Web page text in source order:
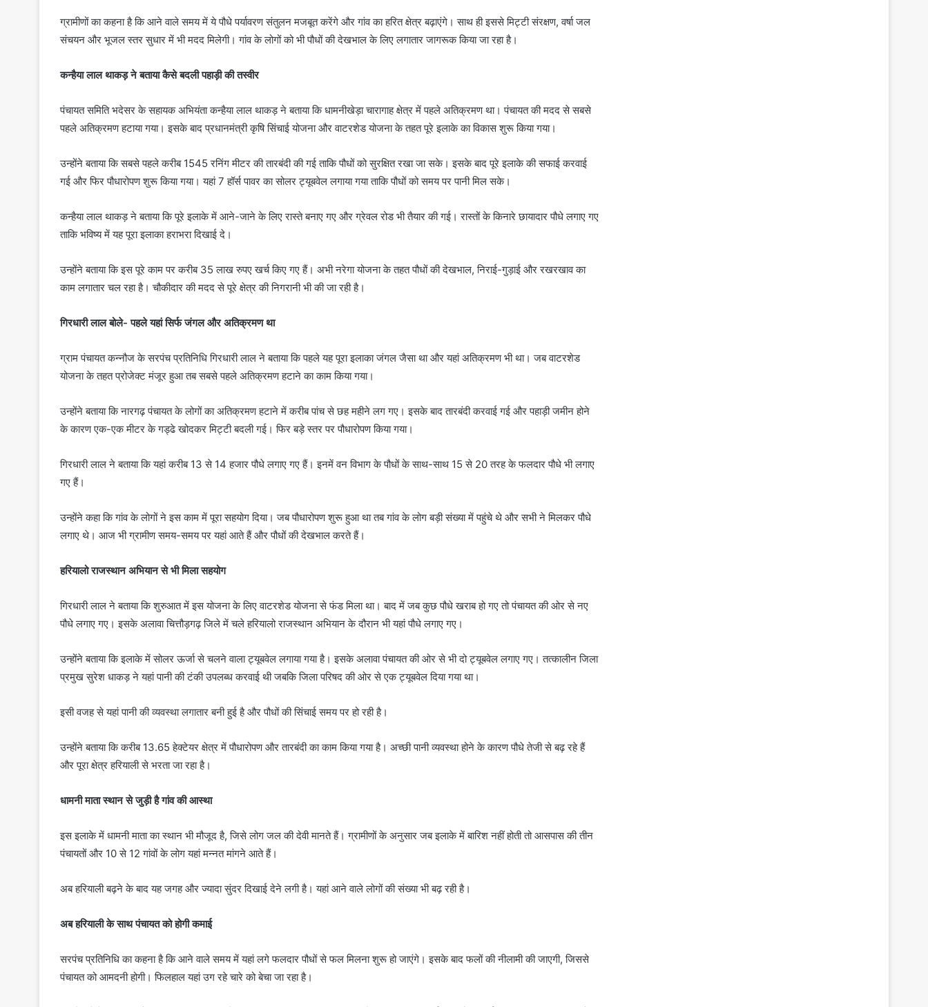
ग्रामीणों का कहना है कि आने वाले समय में ये पौधे पर्यावरण संतुलन मजबूत करेंगे और गांव का हरित क्षेत्र बढ़ाएंगे। साथ ही इससे मिट्टी संरक्षण, वर्षा जल
संचयन और भूजल स्तर सुधार में भी मदद मिलेगी। गांव के लोगों को भी पौधों की देखभाल के लिए लगातार जागरूक किया जा रहा है।
कन्हैया लाल थाकड़ ने बताया कैसे बदली पहाड़ी की तस्वीर
पंचायत समिति भदेसर के सहायक अभियंता कन्हैया लाल थाकड़ ने बताया कि धामनीखेड़ा चारागाह क्षेत्र में पहले अतिक्रमण था। पंचायत की मदद से सबसे
पहले अतिक्रमण हटाया गया। इसके बाद प्रधानमंत्री कृषि सिंचाई योजना और वाटरशेड योजना के तहत पूरे इलाके का विकास शुरू किया गया।
उन्होंने बताया कि सबसे पहले करीब 1545 रनिंग मीटर की तारबंदी की गई ताकि पौधों को सुरक्षित रखा जा सके। इसके बाद पूरे इलाके की सफाई करवाई
गई और फिर पौधारोपण शुरू किया गया। यहां 7 हॉर्स पावर का सोलर ट्यूबवेल लगाया गया ताकि पौधों को समय पर पानी मिल सके।
कन्हैया लाल थाकड़ ने बताया कि पूरे इलाके में आने-जाने के लिए रास्ते बनाए गए और ग्रेवल रोड भी तैयार की गई। रास्तों के किनारे छायादार पौधे लगाए गए
ताकि भविष्य में यह पूरा इलाका हराभरा दिखाई दे।
उन्होंने बताया कि इस पूरे काम पर करीब 35 लाख रुपए खर्च किए गए हैं। अभी नरेगा योजना के तहत पौधों की देखभाल, निराई-गुड़ाई और रखरखाव का
काम लगातार चल रहा है। चौकीदार की मदद से पूरे क्षेत्र की निगरानी भी की जा रही है।
गिरधारी लाल बोले- पहले यहां सिर्फ जंगल और अतिक्रमण था
ग्राम पंचायत कन्नौज के सरपंच प्रतिनिधि गिरधारी लाल ने बताया कि पहले यह पूरा इलाका जंगल जैसा था और यहां अतिक्रमण भी था। जब वाटरशेड
योजना के तहत प्रोजेक्ट मंजूर हुआ तब सबसे पहले अतिक्रमण हटाने का काम किया गया।
उन्होंने बताया कि नारगढ़ पंचायत के लोगों का अतिक्रमण हटाने में करीब पांच से छह महीने लग गए। इसके बाद तारबंदी करवाई गई और पहाड़ी जमीन होने
के कारण एक-एक मीटर के गड्ढे खोदकर मिट्टी बदली गई। फिर बड़े स्तर पर पौधारोपण किया गया।
गिरधारी लाल ने बताया कि यहां करीब 13 से 14 हजार पौधे लगाए गए हैं। इनमें वन विभाग के पौधों के साथ-साथ 15 से 20 तरह के फलदार पौधे भी लगाए
गए हैं।
उन्होंने कहा कि गांव के लोगों ने इस काम में पूरा सहयोग दिया। जब पौधारोपण शुरू हुआ था तब गांव के लोग बड़ी संख्या में पहुंचे थे और सभी ने मिलकर पौधे
लगाए थे। आज भी ग्रामीण समय-समय पर यहां आते हैं और पौधों की देखभाल करते हैं।
हरियालो राजस्थान अभियान से भी मिला सहयोग
गिरधारी लाल ने बताया कि शुरुआत में इस योजना के लिए वाटरशेड योजना से फंड मिला था। बाद में जब कुछ पौधे खराब हो गए तो पंचायत की ओर से नए
पौधे लगाए गए। इसके अलावा चित्तौड़गढ़ जिले में चले हरियालो राजस्थान अभियान के दौरान भी यहां पौधे लगाए गए।
उन्होंने बताया कि इलाके में सोलर ऊर्जा से चलने वाला ट्यूबवेल लगाया गया है। इसके अलावा पंचायत की ओर से भी दो ट्यूबवेल लगाए गए। तत्कालीन जिला
प्रमुख सुरेश धाकड़ ने यहां पानी की टंकी उपलब्ध करवाई थी जबकि जिला परिषद की ओर से एक ट्यूबवेल दिया गया था।
इसी वजह से यहां पानी की व्यवस्था लगातार बनी हुई है और पौधों की सिंचाई समय पर हो रही है।
उन्होंने बताया कि करीब 13.65 हेक्टेयर क्षेत्र में पौधारोपण और तारबंदी का काम किया गया है। अच्छी पानी व्यवस्था होने के कारण पौधे तेजी से बढ़ रहे हैं
और पूरा क्षेत्र हरियाली से भरता जा रहा है।
धामनी माता स्थान से जुड़ी है गांव की आस्था
इस इलाके में धामनी माता का स्थान भी मौजूद है, जिसे लोग जल की देवी मानते हैं। ग्रामीणों के अनुसार जब इलाके में बारिश नहीं होती तो आसपास की तीन
पंचायतों और 10 से 12 गांवों के लोग यहां मन्नत मांगने आते हैं।
अब हरियाली बढ़ने के बाद यह जगह और ज्यादा सुंदर दिखाई देने लगी है। यहां आने वाले लोगों की संख्या भी बढ़ रही है।
अब हरियाली के साथ पंचायत को होगी कमाई
सरपंच प्रतिनिधि का कहना है कि आने वाले समय में यहां लगे फलदार पौधों से फल मिलना शुरू हो जाएंगे। इसके बाद फलों की नीलामी की जाएगी, जिससे
पंचायत को आमदनी होगी। फिलहाल यहां उग रहे चारे को बेचा जा रहा है।